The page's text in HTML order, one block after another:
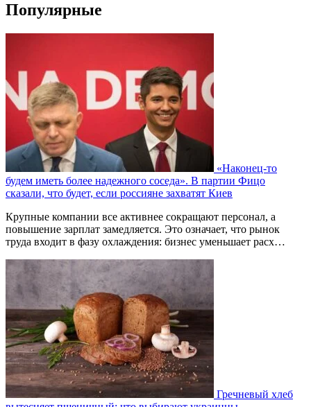
Популярные
«Наконец-то
будем иметь более надежного соседа». В партии Фицо
сказали, что будет, если россияне захватят Киев
Крупные компании все активнее сокращают персонал, а
повышение зарплат замедляется. Это означает, что рынок
труда входит в фазу охлаждения: бизнес уменьшает расх…
Гречневый хлеб